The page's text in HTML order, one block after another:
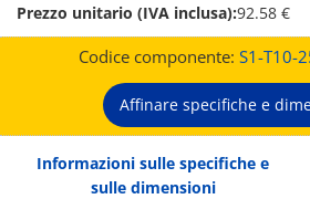
Prezzo unitario (IVA inclusa):92.58 €
Codice componente: S1-T10-
Affinare specifiche e
Informazioni sulle specifiche e
sulle dimensioni